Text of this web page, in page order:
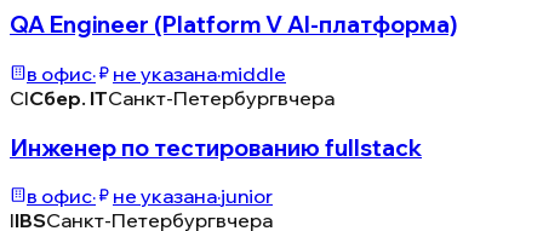
QA Engineer (Platform V AI-платформа)
в офис· не указана·middle
СIСбер. ITСанкт-Петербургвчера
Инженер по тестированию fullstack
в офис· не указана·junior
IIBSСанкт-Петербургвчера